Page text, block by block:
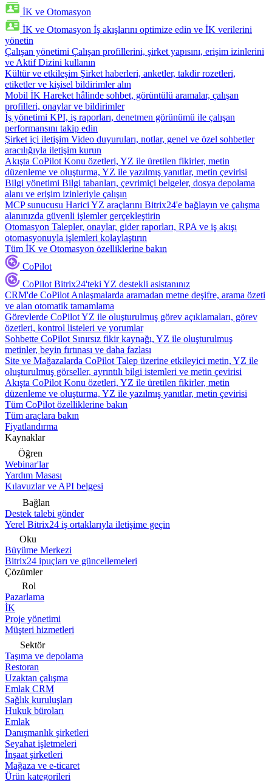
İK ve Otomasyon
İK ve Otomasyon İş akışlarını optimize edin ve İK verilerini
yönetin
Çalışan yönetimi Çalışan profillerini, şirket yapısını, erişim izinlerini
ve Aktif Dizini kullanın
Kültür ve etkileşim Şirket haberleri, anketler, takdir rozetleri,
etiketler ve kişisel bildirimler alın
Mobil İK Hareket hâlinde sohbet, görüntülü aramalar, çalışan
profilleri, onaylar ve bildirimler
İş yönetimi KPI, iş raporları, denetmen görünümü ile çalışan
performansını takip edin
Şirket içi iletişim Video duyuruları, notlar, genel ve özel sohbetler
aracılığıyla iletişim kurun
Akışta CoPilot Konu özetleri, YZ ile üretilen fikirler, metin
düzenleme ve oluşturma, YZ ile yazılmış yanıtlar, metin çevirisi
Bilgi yönetimi Bilgi tabanları, çevrimiçi belgeler, dosya depolama
alanı ve erişim izinleriyle çalışın
MCP sunucusu Harici YZ araçlarını Bitrix24'e bağlayın ve çalışma
alanınızda güvenli işlemler gerçekleştirin
Otomasyon Talepler, onaylar, gider raporları, RPA ve iş akışı
otomasyonuyla işlemleri kolaylaştırın
Tüm İK ve Otomasyon özelliklerine bakın
CoPilot
CoPilot Bitrix24'teki YZ destekli asistanınız
CRM'de CoPilot Anlaşmalarda aramadan metne deşifre, arama özeti
ve alan otomatik tamamlama
Görevlerde CoPilotYZ ile oluşturulmuş görev açıklamaları, görev
özetleri, kontrol listeleri ve yorumlar
Sohbette CoPilot Sınırsız fikir kaynağı, YZ ile oluşturulmuş
metinler, beyin fırtınası ve daha fazlası
Site ve Mağazalarda CoPilot Talep üzerine etkileyici metin, YZ ile
oluşturulmuş görseller, ayrıntılı bilgi istemleri ve metin çevirisi
Akışta CoPilot Konu özetleri, YZ ile üretilen fikirler, metin
düzenleme ve oluşturma, YZ ile yazılmış yanıtlar, metin çevirisi
Tüm CoPilot özelliklerine bakın
Tüm araçlara bakın
Fiyatlandırma
Kaynaklar
Öğren
Webinar'lar
Yardım Masası
Kılavuzlar ve API belgesi
Bağlan
Destek talebi gönder
Yerel Bitrix24 iş ortaklarıyla iletişime geçin
Oku
Büyüme Merkezi
Bitrix24 ipuçları ve güncellemeleri
Çözümler
Rol
Pazarlama
İK
Proje yönetimi
Müşteri hizmetleri
Sektör
Taşıma ve depolama
Restoran
Uzaktan çalışma
Emlak CRM
Sağlık kuruluşları
Hukuk büroları
Emlak
Danışmanlık şirketleri
Seyahat işletmeleri
İnşaat şirketleri
Mağaza ve e-ticaret
Ürün kategorileri